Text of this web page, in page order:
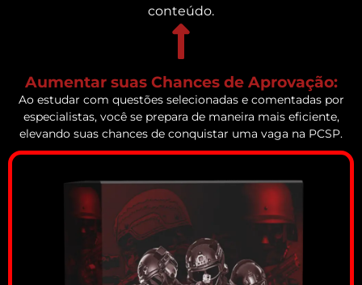
conteúdo.
Aumentar suas Chances de Aprovação:
Ao estudar com questões selecionadas e comentadas por
especialistas, você se prepara de maneira mais eficiente,
elevando suas chances de conquistar uma vaga na PCSP.